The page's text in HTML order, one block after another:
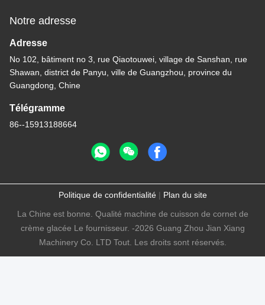
Notre adresse
Adresse
No 102, bâtiment no 3, rue Qiaotouwei, village de Sanshan, rue
Shawan, district de Panyu, ville de Guangzhou, province du
Guangdong, Chine
Télégramme
86--15913188664
Politique de confidentialité| Plan du site
La Chine est bonne. Qualité machine de cuisson de cornet de
crème glacée Le fournisseur. -2026 Guang Zhou Jian Xiang
Machinery Co. LTD Tout. Les droits sont réservés.